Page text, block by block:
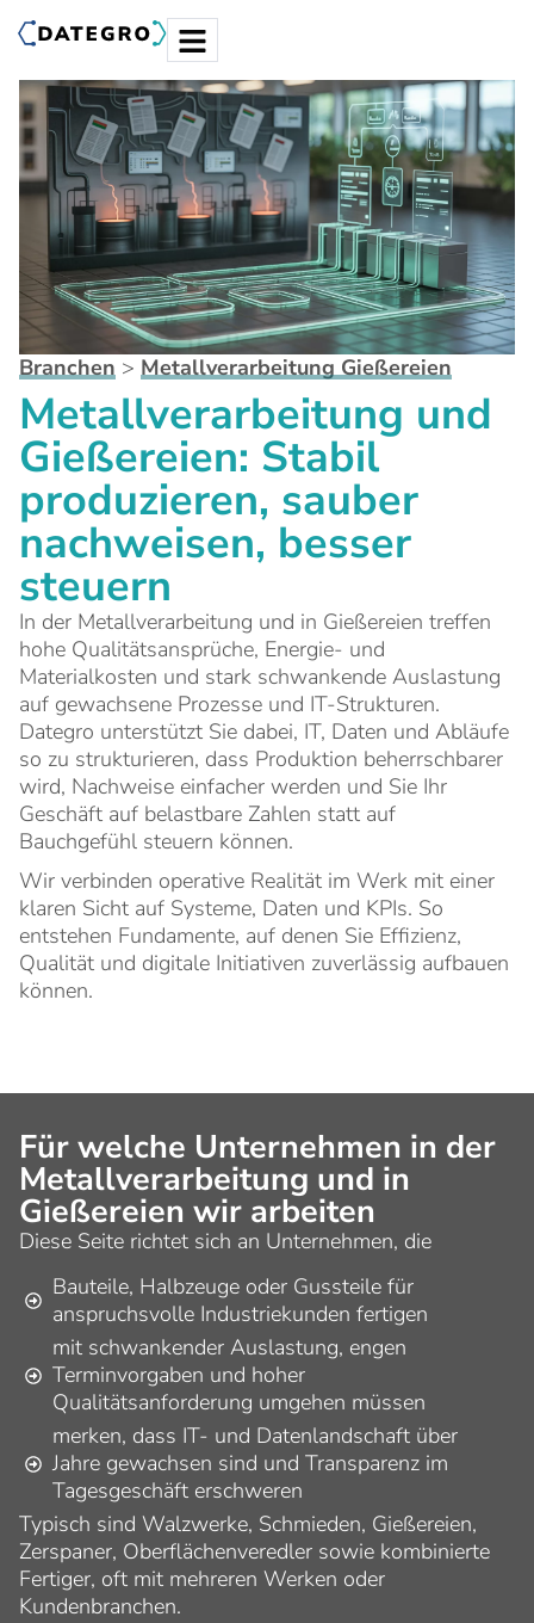
Branchen > Metallverarbeitung Gießereien
Metallverarbeitung und
Gießereien: Stabil
produzieren, sauber
nachweisen, besser
steuern
In der Metallverarbeitung und in Gießereien treffen
hohe Qualitätsansprüche, Energie- und
Materialkosten und stark schwankende Auslastung
auf gewachsene Prozesse und IT-Strukturen.
Dategro unterstützt Sie dabei, IT, Daten und Abläufe
so zu strukturieren, dass Produktion beherrschbarer
wird, Nachweise einfacher werden und Sie Ihr
Geschäft auf belastbare Zahlen statt auf
Bauchgefühl steuern können.
Wir verbinden operative Realität im Werk mit einer
klaren Sicht auf Systeme, Daten und KPIs. So
entstehen Fundamente, auf denen Sie Effizienz,
Qualität und digitale Initiativen zuverlässig aufbauen
können.
Für welche Unternehmen in der
Metallverarbeitung und in
Gießereien wir arbeiten
Diese Seite richtet sich an Unternehmen, die
Bauteile, Halbzeuge oder Gussteile für
anspruchsvolle Industriekunden fertigen
mit schwankender Auslastung, engen
Terminvorgaben und hoher
Qualitätsanforderung umgehen müssen
merken, dass IT- und Datenlandschaft über
Jahre gewachsen sind und Transparenz im
Tagesgeschäft erschweren
Typisch sind Walzwerke, Schmieden, Gießereien,
Zerspaner, Oberflächenveredler sowie kombinierte
Fertiger, oft mit mehreren Werken oder
Kundenbranchen.